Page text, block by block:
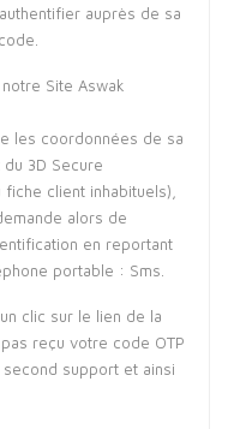
auprès de sa
Site Aswak
les coordonnées de sa
3D Secure
client inhabituels),
alors de
en reportant
portable : Sms.
clic sur le lien de la
reçu votre code OTP
support et ainsi